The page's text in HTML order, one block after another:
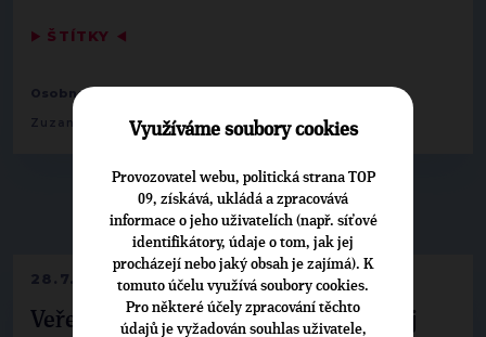
NEPŘEHLÉDNĚTE◀
28.7.2026
Veřejné finance, euro i školství. Matěj
▶ ŠTÍTKY ◀
Osobnosti: , Karel Schwarzenberg,
Zuzana VandameVyužíváme soubory cookies
Provozovatel webu, politická strana TOP
09, získává, ukládá a zpracovává
informace o jeho uživatelích (např. síťové
identifikátory, údaje o tom, jak jej
procházejí nebo jaký obsah je zajímá). K
tomuto účelu využívá soubory cookies.
Pro některé účely zpracování těchto
údajů je vyžadován souhlas uživatele,